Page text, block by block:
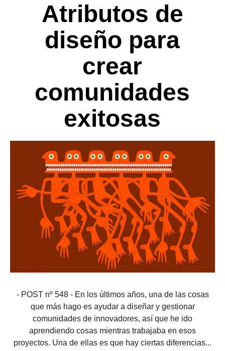
Atributos de
diseño para
crear
comunidades
exitosas
- POST nº 548 - En los últimos años, una de las cosas
que más hago es ayudar a diseñar y gestionar
comunidades de innovadores, así que he ido
aprendiendo cosas mientras trabajaba en esos
proyectos. Una de ellas es que hay ciertas diferencias...